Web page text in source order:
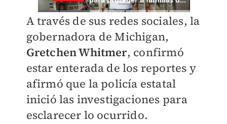
A través de sus redes sociales, la
gobernadora de Michigan,
Gretchen Whitmer, confirmó
estar enterada de los reportes y
afirmó que la policía estatal
inició las investigaciones para
esclarecer lo ocurrido.